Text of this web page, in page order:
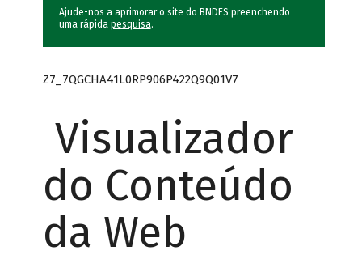
Ajude-nos a aprimorar o site do BNDES preenchendo
uma rápida pesquisa.
Z7_7QGCHA41L0RP906P422Q9Q01V7
Visualizador
do Conteúdo
da Web